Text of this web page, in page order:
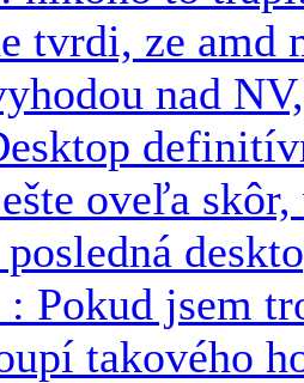
tvrdi, ze
nad
oveľa
: Pokud jsem
takového